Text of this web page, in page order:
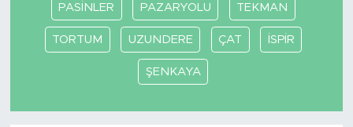
PASİNLER PAZARYOLU TEKMAN
TORTUM UZUNDERE ÇAT İSPİR
ŞENKAYA